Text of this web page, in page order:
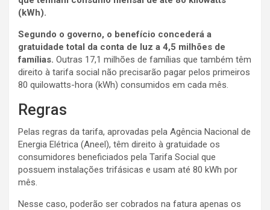
(kWh).
Segundo o governo, o benefício concederá a
gratuidade total da conta de luz a 4,5 milhões de
famílias. Outras 17,1 milhões de famílias que também têm
direito à tarifa social não precisarão pagar pelos primeiros
80 quilowatts-hora (kWh) consumidos em cada mês.
Regras
Pelas regras da tarifa, aprovadas pela Agência Nacional de
Energia Elétrica (Aneel), têm direito à gratuidade os
consumidores beneficiados pela Tarifa Social que
possuem instalações trifásicas e usam até 80 kWh por
mês.
Nesse caso, poderão ser cobrados na fatura apenas os